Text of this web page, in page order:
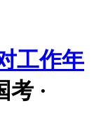
工作年
考 ·